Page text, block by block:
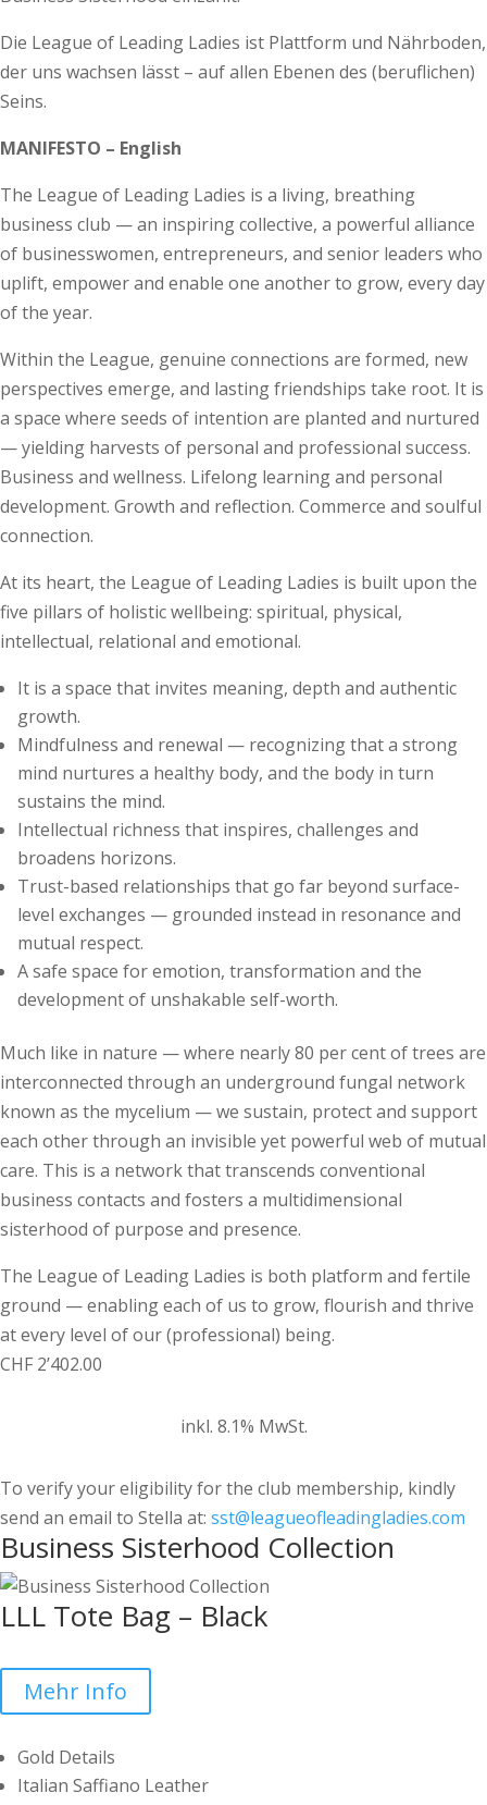
Die League of Leading Ladies ist Plattform und Nährboden,
der uns wachsen lässt – auf allen Ebenen des (beruflichen)
Seins.
MANIFESTO – English
The League of Leading Ladies is a living, breathing
business club — an inspiring collective, a powerful alliance
of businesswomen, entrepreneurs, and senior leaders who
uplift, empower and enable one another to grow, every day
of the year.
Within the League, genuine connections are formed, new
perspectives emerge, and lasting friendships take root. It is
a space where seeds of intention are planted and nurtured
— yielding harvests of personal and professional success.
Business and wellness. Lifelong learning and personal
development. Growth and reflection. Commerce and soulful
connection.
At its heart, the League of Leading Ladies is built upon the
five pillars of holistic wellbeing: spiritual, physical,
intellectual, relational and emotional.
It is a space that invites meaning, depth and authentic
growth.
Mindfulness and renewal — recognizing that a strong
mind nurtures a healthy body, and the body in turn
sustains the mind.
Intellectual richness that inspires, challenges and
broadens horizons.
Trust-based relationships that go far beyond surface-
level exchanges — grounded instead in resonance and
mutual respect.
A safe space for emotion, transformation and the
development of unshakable self-worth.
Much like in nature — where nearly 80 per cent of trees are
interconnected through an underground fungal network
known as the mycelium — we sustain, protect and support
each other through an invisible yet powerful web of mutual
care. This is a network that transcends conventional
business contacts and fosters a multidimensional
sisterhood of purpose and presence.
The League of Leading Ladies is both platform and fertile
ground — enabling each of us to grow, flourish and thrive
at every level of our (professional) being.
CHF 2’402.00
inkl. 8.1% MwSt.
To verify your eligibility for the club membership, kindly
send an email to Stella at: sst@leagueofleadingladies.com
Business Sisterhood Collection
LLL Tote Bag – Black
Mehr Info
Gold Details
Italian Saffiano Leather